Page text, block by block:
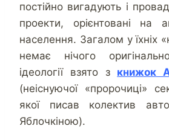
постійно вигадують і
проекти, орієнтовані на
населення. Загалом у їхніх
немає нічого
ідеології взято з книжок
(неіснуючої «пророчиці»
якої писав колектив
Яблочкіною).